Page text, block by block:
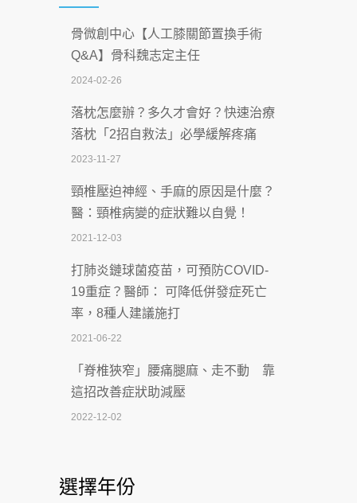
2026-07-08
沒菸酒也瀕臨洗腎？65歲男靠「這習
慣」逆轉腎功能 醫揭3招救命
2026-07-08
體溫飆破41度！醫連收兩例中暑病例：
致死率達8成
2026-07-07
深耕萬華55年 西園醫院回顧發展歷程與
智慧 醫療布局
2026-07-06
【115年臺北市「防癌保衛戰：健康好禮
一手刮」】 宣導
2026-07-02
2026-07-02
4連霸議員黃秋澤癌逝！食道癌為何奪命
西園醫院55周年 7／10捐血公益活動 邀
骨微創中心【人工膝關節置換手術
Q&A】骨科魏志定主任
2024-02-26
落枕怎麼辦？多久才會好？快速治療
落枕「2招自救法」必學緩解疼痛
2023-11-27
頸椎壓迫神經、手麻的原因是什麼？
醫：頸椎病變的症狀難以自覺！
2021-12-03
打肺炎鏈球菌疫苗，可預防COVID-
19重症？醫師： 可降低併發症死亡
率，8種人建議施打
2021-06-22
「脊椎狹窄」腰痛腿麻、走不動 靠
這招改善症狀助減壓
2022-12-02
2022-02-17
選擇年份